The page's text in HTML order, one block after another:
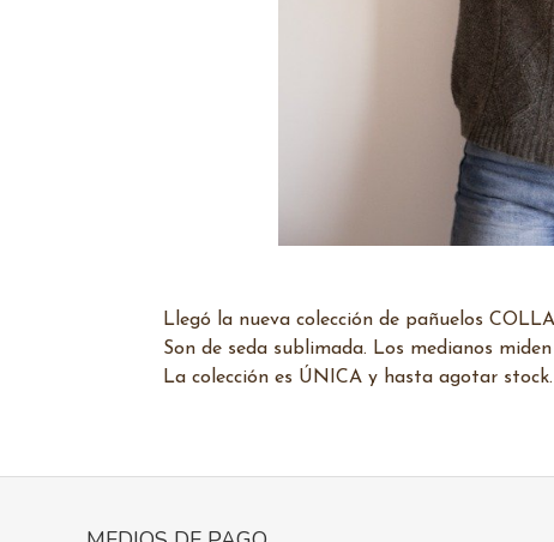
Llegó la nueva colección de pañuelos
Son de seda sublimada. Los medianos
La colección es ÚNICA y hasta agotar stock.